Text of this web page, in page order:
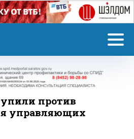
против
управляющих